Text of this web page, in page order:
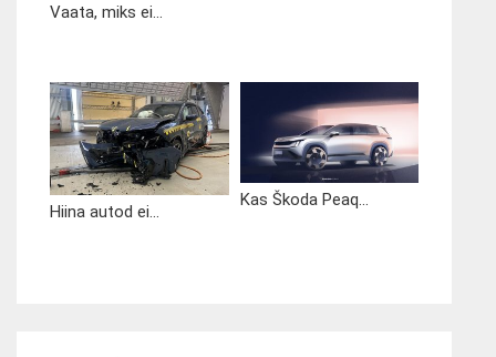
Vaata, miks ei...
Hiina autod ei...
Kas Škoda Peaq...